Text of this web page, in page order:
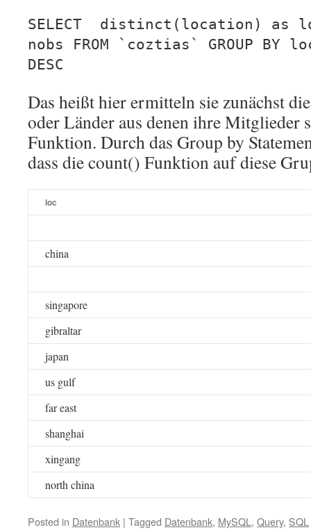
SELECT distinct(location) as
nobs FROM `coztias` GROUP BY
DESC
Das heißt hier ermitteln sie zunächst
oder Länder aus denen ihre Mitglieder
Funktion. Durch das Group by
dass die count() Funktion auf diese
loc
china
singapore
gibraltar
japan
us gulf
far east
shanghai
xingang
north china
Posted in Datenbank | Tagged Datenbank, MySQL , Query, SQL